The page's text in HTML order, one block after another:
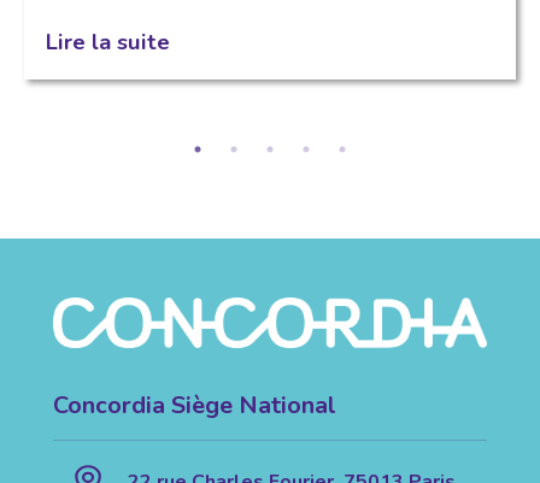
Lire la suite
Concordia Siège National